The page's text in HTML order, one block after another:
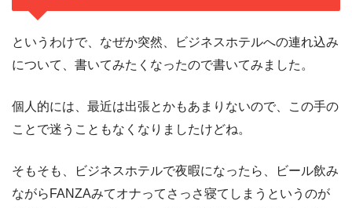
というわけで、なぜか突然、ビジネスホテルへの連れ込み
について、書いてみたくなったので書いてみました。
個人的には、最近は出張とかもあまりないので、この手の
ことで迷うこともなくなりましたけどね。
そもそも、ビジネスホテルで夜暇になったら、ビール飲み
ながらFANZAみてオナってさっさ寝てしまうというのが